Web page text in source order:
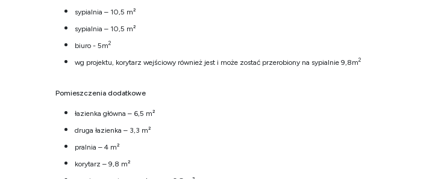
sypialnia – 10,5 m²
sypialnia – 10,5 m²
biuro - 5m2
wg projektu, korytarz wejściowy również jest i może zostać przerobiony na sypialnie 9,8m2
Pomieszczenia dodatkowe
łazienka główna – 6,5 m²
druga łazienka – 3,3 m²
pralnia – 4 m²
korytarz – 9,8 m²